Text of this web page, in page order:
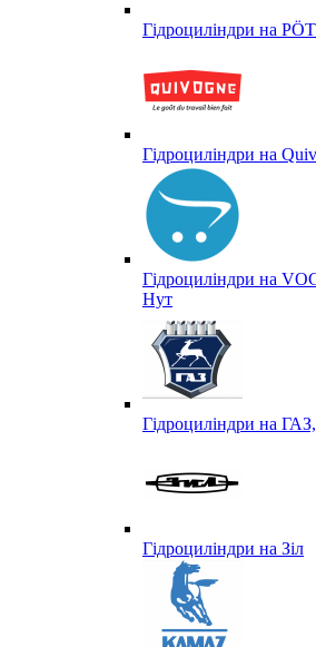
Гідроциліндри на
Гідроциліндри на
Гідроциліндри на
Нут
Гідроциліндри на
Гідроциліндри на Зіл